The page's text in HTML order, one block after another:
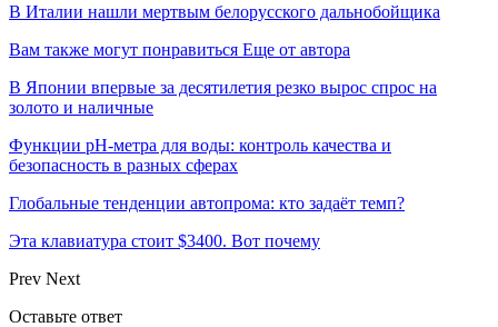
В Италии нашли мертвым белорусского дальнобойщика
Вам также могут понравиться Еще от автора
В Японии впервые за десятилетия резко вырос спрос на
золото и наличные
Функции pH-метра для воды: контроль качества и
безопасность в разных сферах
Глобальные тенденции автопрома: кто задаёт темп?
Эта клавиатура стоит $3400. Вот почему
Prev Next
Оставьте ответ